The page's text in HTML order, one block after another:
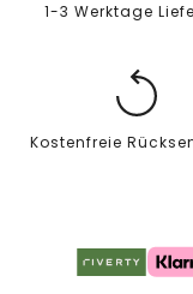
1-3 Werktage
Kostenfreie